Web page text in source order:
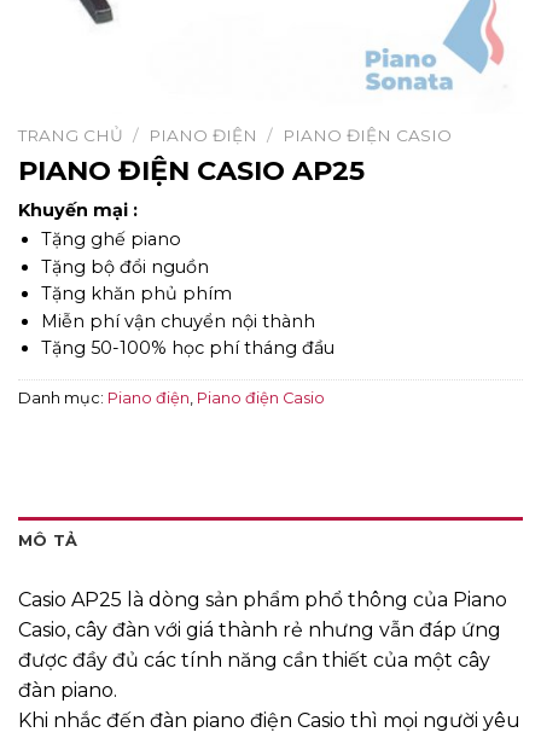
TRANG CHỦ / PIANO ĐIỆN / PIANO ĐIỆN CASIO
PIANO ĐIỆN CASIO AP25
Khuyến mại :
Tặng ghế piano
Tặng bộ đổi nguồn
Tặng khăn phủ phím
Miễn phí vận chuyển nội thành
Tặng 50-100% học phí tháng đầu
Danh mục: Piano điện, Piano điện Casio
MÔ TẢ
Casio AP25 là dòng sản phẩm phổ thông của Piano
Casio, cây đàn với giá thành rẻ nhưng vẫn đáp ứng
được đầy đủ các tính năng cần thiết của một cây
đàn piano.
Khi nhắc đến đàn piano điện Casio thì mọi người yêu